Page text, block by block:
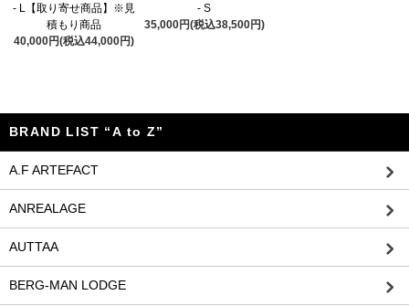
- L【取り寄せ商品】※見
積もり商品
40,000円(税込44,000円)
- S
35,000円(税込38,500円)
BRAND LIST “A to Z”
A.F ARTEFACT
ANREALAGE
AUTTAA
BERG-MAN LODGE